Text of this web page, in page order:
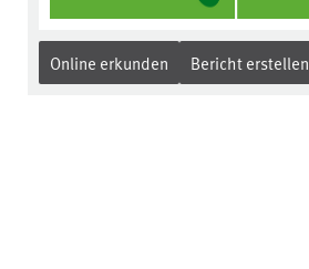
Online erkunden Bericht erstellen